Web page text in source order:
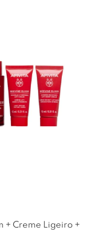
+ Creme Ligeiro +